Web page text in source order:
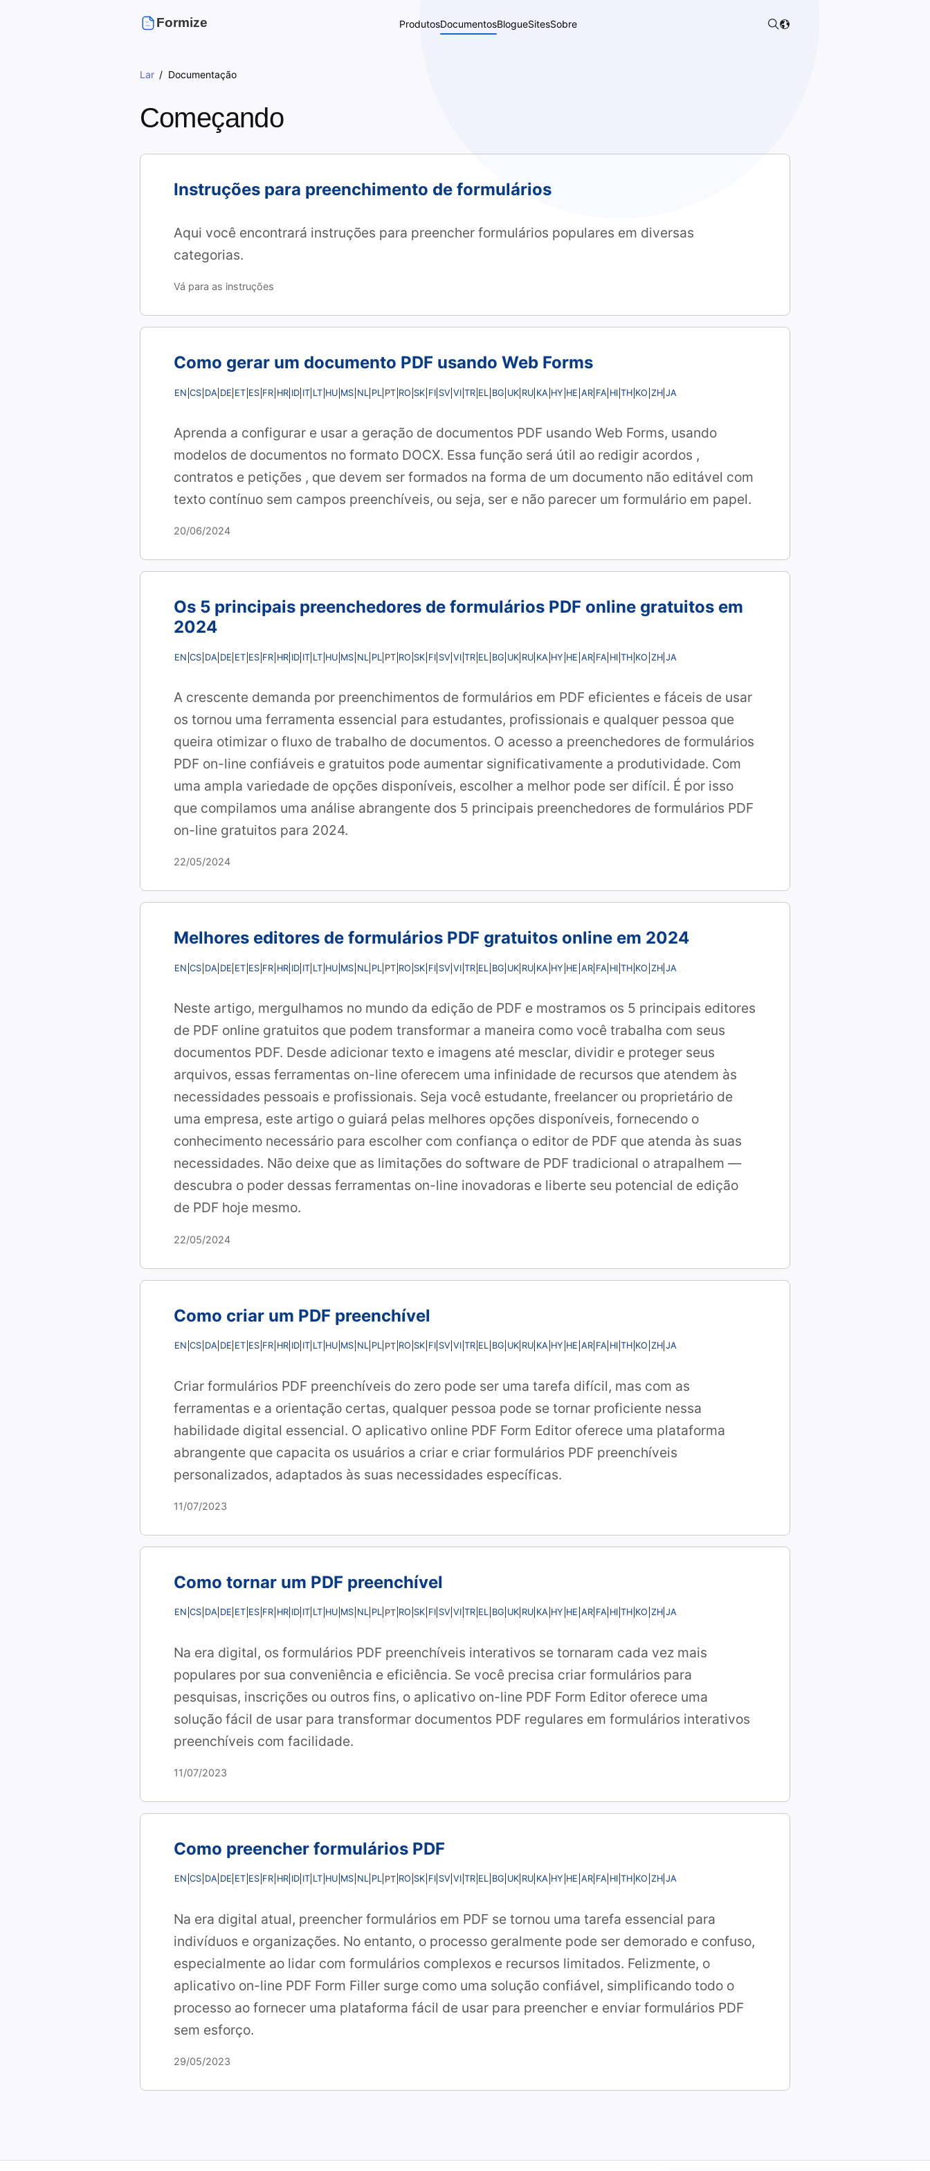
Formize ProdutosDocumentosBlogueSitesSobre
Lar Documentação
Começando
Instruções para preenchimento de formulários
Aqui você encontrará instruções para preencher formulários populares em diversas
categorias.
Vá para as instruções
Como gerar um documento PDF usando Web Forms
EN CS DA DE ET ES FR HR ID IT LT HU MS NL PL PT RO SK FI SV VI TR EL BG UK RU KA HY HE AR FA HI TH KO ZH JA
Aprenda a configurar e usar a geração de documentos PDF usando Web Forms, usando
modelos de documentos no formato DOCX. Essa função será útil ao redigir acordos ,
contratos e petições , que devem ser formados na forma de um documento não editável com
texto contínuo sem campos preenchíveis, ou seja, ser e não parecer um formulário em papel.
20/06/2024
Os 5 principais preenchedores de formulários PDF online gratuitos em
2024
EN CS DA DE ET ES FR HR ID IT LT HU MS NL PL PT RO SK FI SV VI TR EL BG UK RU KA HY HE AR FA HI TH KO ZH JA
A crescente demanda por preenchimentos de formulários em PDF eficientes e fáceis de usar
os tornou uma ferramenta essencial para estudantes, profissionais e qualquer pessoa que
queira otimizar o fluxo de trabalho de documentos. O acesso a preenchedores de formulários
PDF on-line confiáveis e gratuitos pode aumentar significativamente a produtividade. Com
uma ampla variedade de opções disponíveis, escolher a melhor pode ser difícil. É por isso
que compilamos uma análise abrangente dos 5 principais preenchedores de formulários PDF
on-line gratuitos para 2024.
22/05/2024
Melhores editores de formulários PDF gratuitos online em 2024
EN CS DA DE ET ES FR HR ID IT LT HU MS NL PL PT RO SK FI SV VI TR EL BG UK RU KA HY HE AR FA HI TH KO ZH JA
Neste artigo, mergulhamos no mundo da edição de PDF e mostramos os 5 principais editores
de PDF online gratuitos que podem transformar a maneira como você trabalha com seus
documentos PDF. Desde adicionar texto e imagens até mesclar, dividir e proteger seus
arquivos, essas ferramentas on-line oferecem uma infinidade de recursos que atendem às
necessidades pessoais e profissionais. Seja você estudante, freelancer ou proprietário de
uma empresa, este artigo o guiará pelas melhores opções disponíveis, fornecendo o
conhecimento necessário para escolher com confiança o editor de PDF que atenda às suas
necessidades. Não deixe que as limitações do software de PDF tradicional o atrapalhem —
descubra o poder dessas ferramentas on-line inovadoras e liberte seu potencial de edição
de PDF hoje mesmo.
22/05/2024
Como criar um PDF preenchível
EN CS DA DE ET ES FR HR ID IT LT HU MS NL PL PT RO SK FI SV VI TR EL BG UK RU KA HY HE AR FA HI TH KO ZH JA
Criar formulários PDF preenchíveis do zero pode ser uma tarefa difícil, mas com as
ferramentas e a orientação certas, qualquer pessoa pode se tornar proficiente nessa
habilidade digital essencial. O aplicativo online PDF Form Editor oferece uma plataforma
abrangente que capacita os usuários a criar e criar formulários PDF preenchíveis
personalizados, adaptados às suas necessidades específicas.
11/07/2023
Como tornar um PDF preenchível
EN CS DA DE ET ES FR HR ID IT LT HU MS NL PL PT RO SK FI SV VI TR EL BG UK RU KA HY HE AR FA HI TH KO ZH JA
Na era digital, os formulários PDF preenchíveis interativos se tornaram cada vez mais
populares por sua conveniência e eficiência. Se você precisa criar formulários para
pesquisas, inscrições ou outros fins, o aplicativo on-line PDF Form Editor oferece uma
solução fácil de usar para transformar documentos PDF regulares em formulários interativos
preenchíveis com facilidade.
11/07/2023
Como preencher formulários PDF
EN CS DA DE ET ES FR HR ID IT LT HU MS NL PL PT RO SK FI SV VI TR EL BG UK RU KA HY HE AR FA HI TH KO ZH JA
Na era digital atual, preencher formulários em PDF se tornou uma tarefa essencial para
indivíduos e organizações. No entanto, o processo geralmente pode ser demorado e confuso,
especialmente ao lidar com formulários complexos e recursos limitados. Felizmente, o
aplicativo on-line PDF Form Filler surge como uma solução confiável, simplificando todo o
processo ao fornecer uma plataforma fácil de usar para preencher e enviar formulários PDF
sem esforço.
29/05/2023